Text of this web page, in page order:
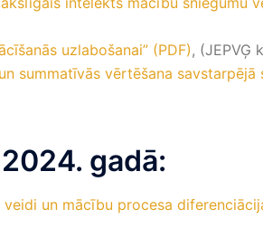
uzlabošanai” (PDF), (JEPVĢ
summatīvās vērtēšana savstarpējā
gadā:
veidi un mācību procesa